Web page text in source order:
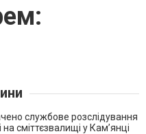
службове розслідування
сміттєзвалищі у Кам’янці